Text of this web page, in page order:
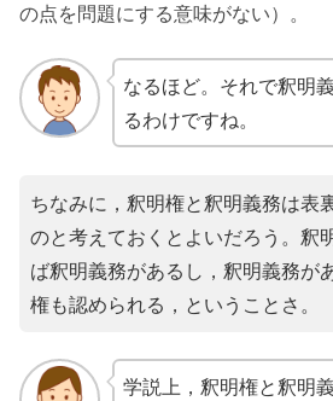
の点を問題にする意味がない）。
なるほど。それで釈明
るわけですね。
ちなみに，釈明権と釈明義務は表
のと考えておくとよいだろう。釈
ば釈明義務があるし，釈明義務が
権も認められる，ということさ。
学説上，釈明権と釈明